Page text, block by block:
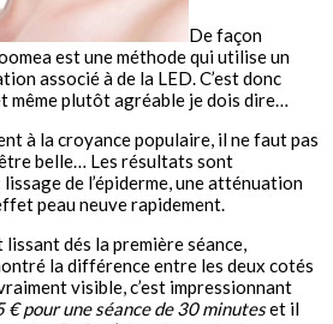
De façon
est une méthode qui utilise un
associé à de la LED. C’est donc
même plutôt agréable je dois dire…
à la croyance populaire, il ne faut pas
belle… Les résultats sont
lissage de l’épiderme, une atténuation
peau neuve rapidement.
lissant dés la première séance,
la différence entre les deux cotés
visible, c’est impressionnant
€ pour une séance de 30 minuteset il